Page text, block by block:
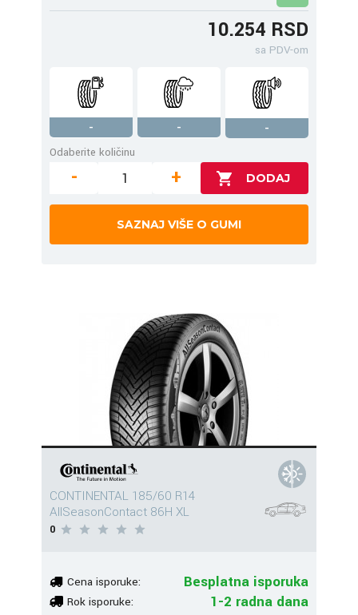
10.254 RSD
sa PDV-om
- -
-
Odaberite količinu
- +
SAZNAJ VIŠE O GUMI
CONTINENTAL 185/60 R14
AllSeasonContact 86H XL
0
Cena isporuke: Besplatna isporuka
Rok isporuke: 1-2 radna dana